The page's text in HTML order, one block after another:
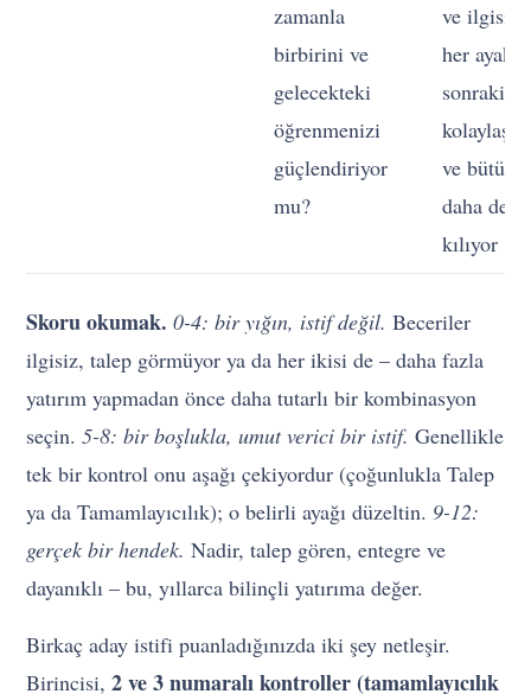
zamanla
birbirini ve
gelecekteki
öğrenmenizi
güçlendiriyor
mu?
ve ilgisiz;
her ayak
sonrakini
ve bütünü
daha
kılıyor
Skoru okumak. 0-4: bir yığın, istif değil. Beceriler
ilgisiz, talep görmüyor ya da her ikisi de – daha fazla
yatırım yapmadan önce daha tutarlı bir kombinasyon
seçin.5-8: bir boşlukla, umut verici bir istif. Genellikle
tek bir kontrol onu aşağı çekiyordur (çoğunlukla Talep
ya da Tamamlayıcılık); o belirli ayağı düzeltin.9-12:
gerçek bir hendek. Nadir, talep gören, entegre ve
dayanıklı – bu, yıllarca bilinçli yatırıma değer.
Birkaç aday istifi puanladığınızda iki şey netleşir.
Birincisi,2 ve 3 numaralı kontroller (tamamlayıcılık